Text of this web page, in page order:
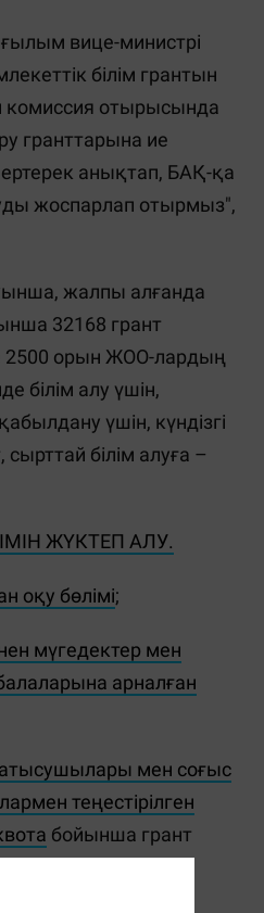
вице-министрі
білім грантын
комиссия отырысында
гранттарына ие
ертерек анықтап, БАҚ-қа
жоспарлап отырмыз",
жалпы алғанда
32168 грант
2500 орын ЖОО-лардың
білім алу үшін,
үшін, күндізгі
сырттай білім алуға –
ЖҮКТЕП АЛУ.
оқу бөлімі;
мүгедектер мен
арналған
мен соғыс
теңестірілген
бойынша грант